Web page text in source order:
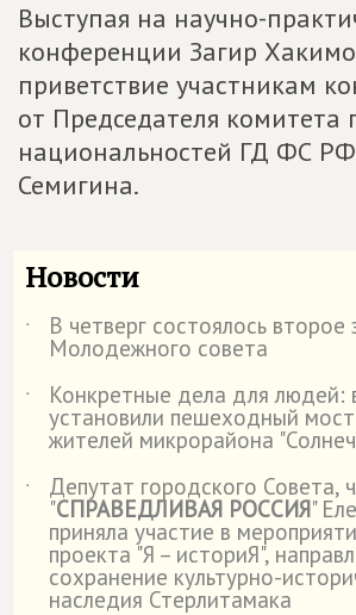
Выступая на научно-
конференции Загир
приветствие участникам
от Председателя комитета
национальностей ГД ФС
Семигина.
Новости
˙ В четверг состоялось второе
Молодежного совета
˙
Конкретные дела для людей:
установили пешеходный
жителей микрорайона
˙
Депутат городского Совета,
"СПРАВЕДЛИВАЯ РОССИЯ"
приняла участие в
проекта "Я – историЯ",
сохранение культурно-
наследия Стерлитамака